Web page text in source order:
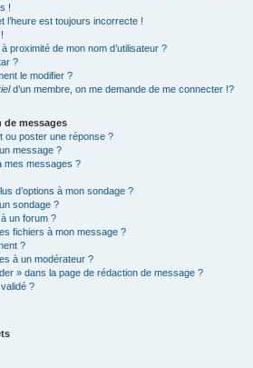
!
l’heure est toujours incorrecte !
proximité de mon nom d’utilisateur ?
?
le modifier ?
d’un membre, on me demande de me connecter !?
de messages
ou poster une réponse ?
message ?
mes messages ?
d’options à mon sondage ?
sondage ?
un forum ?
fichiers à mon message ?
?
à un modérateur ?
» dans la page de rédaction de message ?
?